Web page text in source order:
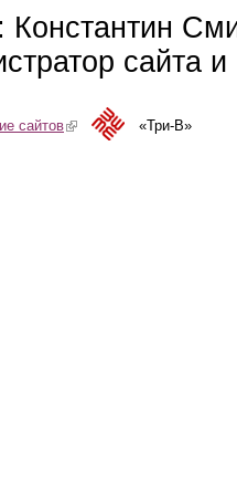
Константин
сайта
сайтов(link is external)«Три-В»